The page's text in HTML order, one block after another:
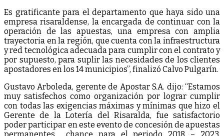
Es gratificante para el departamento que haya sido una
empresa risaraldense, la encargada de continuar con la
operación de las apuestas, una empresa con amplia
trayectoria en la región, que cuenta con la infraestructura
y red tecnológica adecuada para cumplir con el contrato y
por supuesto, para suplir las necesidades de los clientes
apostadores en los 14 municipios”, finalizó Calvo Pulgarín.
Gustavo Arboleda, gerente de Apostar S.A. dijo: “Estamos
muy satisfechos como organización por lograr cumplir
con todas las exigencias máximas y mínimas que hizo el
Gerente de la Lotería del Risaralda, fue satisfactorio
poder participar en este evento de concesión de apuestas